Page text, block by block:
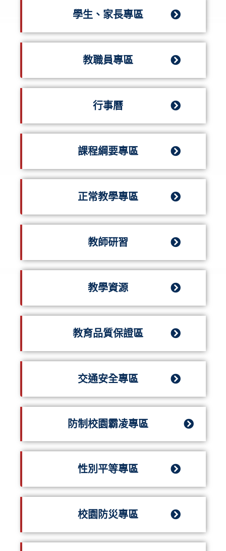
學生、家長專區
教職員專區
行事曆
課程綱要專區
正常教學專區
教師研習
教學資源
教育品質保證區
交通安全專區
防制校園霸凌專區
性別平等專區
校園防災專區